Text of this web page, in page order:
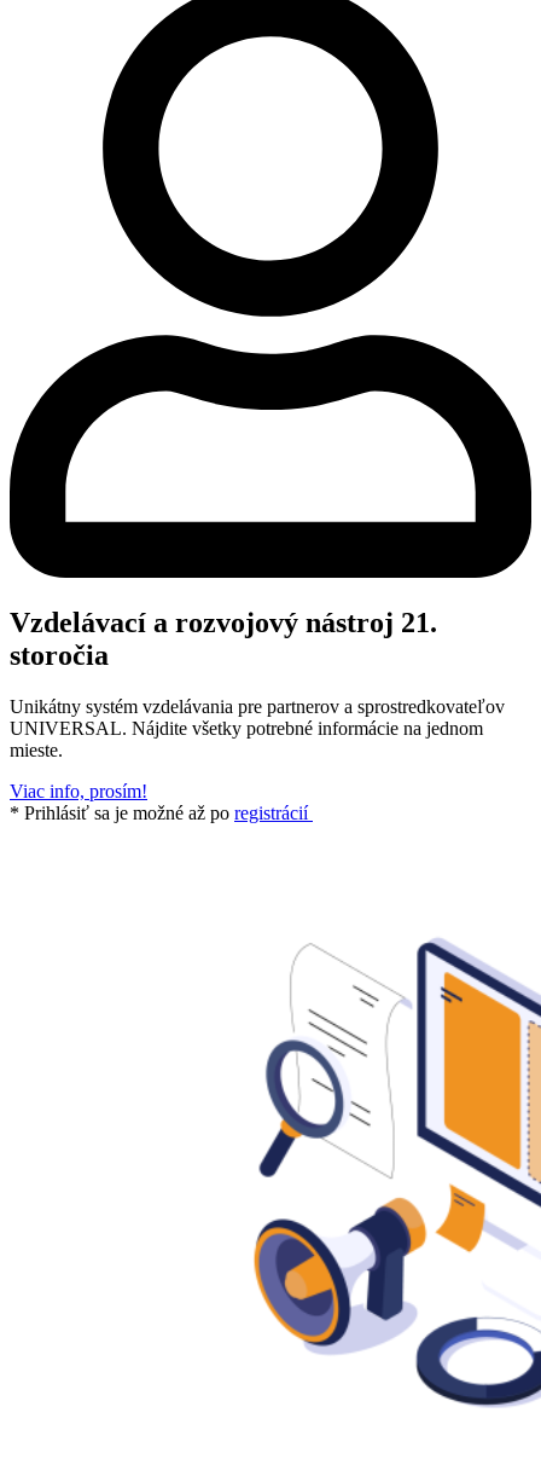
Vzdelávací a rozvojový nástroj 21.
storočia
Unikátny systém vzdelávania pre partnerov a sprostredkovateľov
UNIVERSAL. Nájdite všetky potrebné informácie na jednom
mieste.
Viac info, prosím!
* Prihlásiť sa je možné až po registrácií